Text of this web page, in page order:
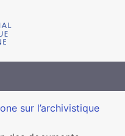
sur l’archivistique